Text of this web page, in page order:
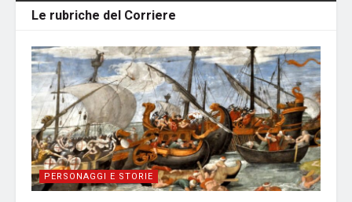
Le rubriche del Corriere
PERSONAGGI E STORIE